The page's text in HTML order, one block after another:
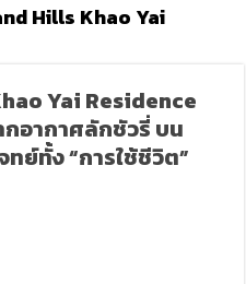
Hills Khao Yai
Yai Residence
อากาศลักชัวรี่ บน
ย์ทั้ง “การใช้ชีวิต”